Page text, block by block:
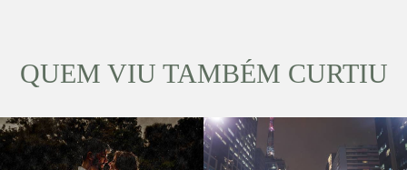
QUEM VIU TAMBÉM CURTIU